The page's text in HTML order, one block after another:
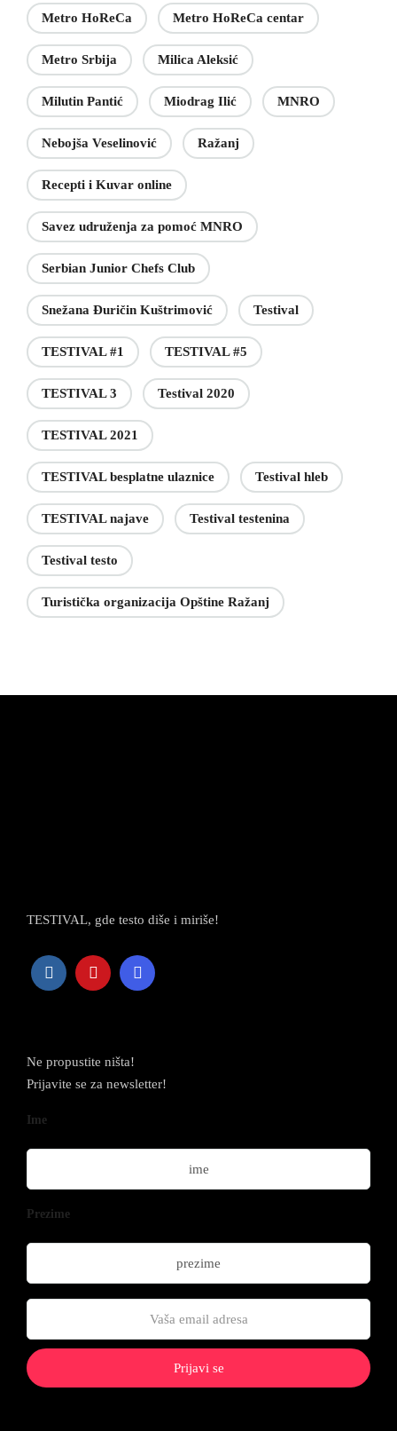
Metro HoReCa Metro HoReCa centar
Metro Srbija Milica Aleksić
Milutin Pantić Miodrag Ilić MNRO
Nebojša Veselinović Ražanj
Recepti i Kuvar online
Savez udruženja za pomoć MNRO
Serbian Junior Chefs Club
Snežana Đuričin Kuštrimović Testival
TESTIVAL #1 TESTIVAL #5
TESTIVAL 3 Testival 2020
TESTIVAL 2021
TESTIVAL besplatne ulaznice Testival hleb
TESTIVAL najave Testival testenina
Testival testo
Turistička organizacija Opštine Ražanj
TESTIVAL, gde testo diše i miriše!
Ne propustite ništa!
Prijavite se za newsletter!
Ime
Prezime